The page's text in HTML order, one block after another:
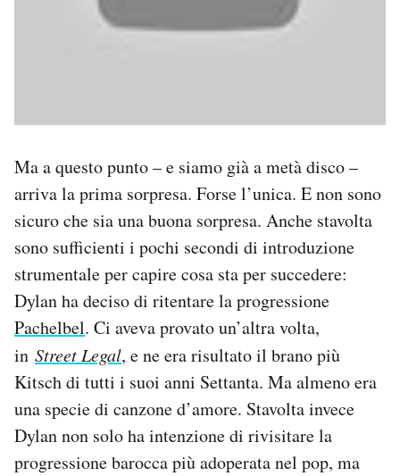
Ma a questo punto – e siamo già a metà disco –
arriva la prima sorpresa. Forse l’unica. E non sono
sicuro che sia una buona sorpresa. Anche stavolta
sono sufficienti i pochi secondi di introduzione
strumentale per capire cosa sta per succedere:
Dylan ha deciso di ritentare la progressione
Pachelbel. Ci aveva provato un’altra volta,
in Street Legal, e ne era risultato il brano più
Kitsch di tutti i suoi anni Settanta. Ma almeno era
una specie di canzone d’amore. Stavolta invece
Dylan non solo ha intenzione di rivisitare la
progressione barocca più adoperata nel pop, ma